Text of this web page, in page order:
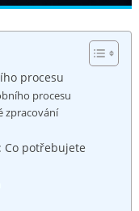
procesu
procesu
zpracování
potřebujete⁣